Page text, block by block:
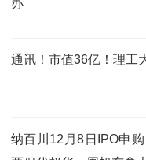
办
通讯！市值36亿！理工
纳百川12月8日IPO申